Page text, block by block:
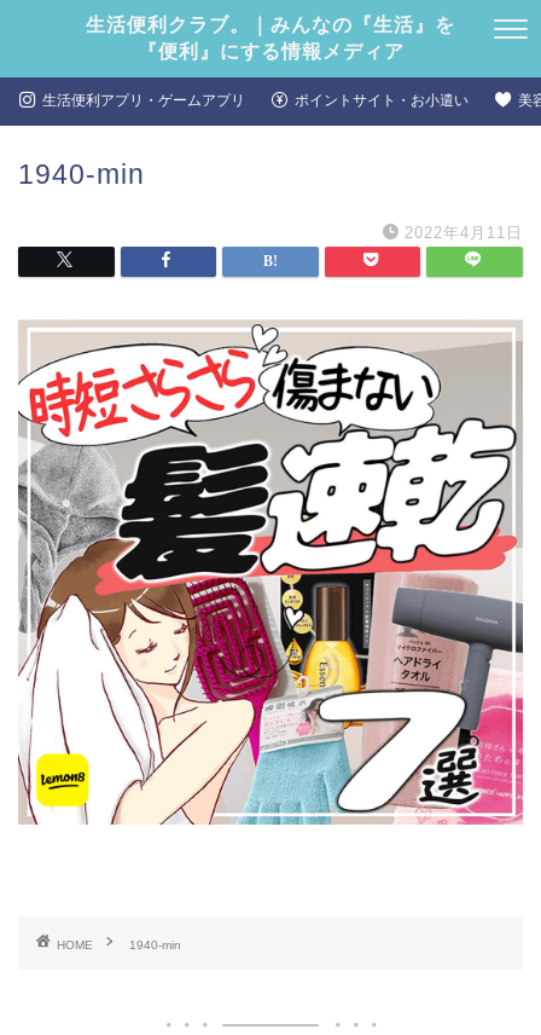
生活便利クラブ。｜みんなの『生活』を
『便利』にする情報メディア
生活便利アプリ・ゲームアプリ ポイントサイト・お小遣い 美
1940-min
2022年4月11日
HOME 1940-min